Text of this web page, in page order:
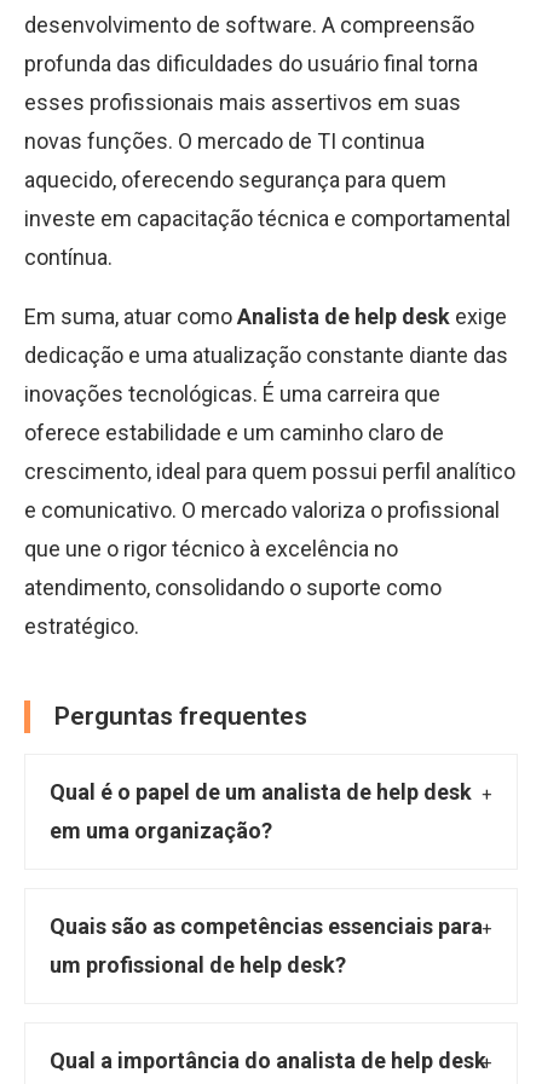
desenvolvimento de software. A compreensão
profunda das dificuldades do usuário final torna
esses profissionais mais assertivos em suas
novas funções. O mercado de TI continua
aquecido, oferecendo segurança para quem
investe em capacitação técnica e comportamental
contínua.
Em suma, atuar comoAnalista de help desk exige
dedicação e uma atualização constante diante das
inovações tecnológicas. É uma carreira que
oferece estabilidade e um caminho claro de
crescimento, ideal para quem possui perfil analítico
e comunicativo. O mercado valoriza o profissional
que une o rigor técnico à excelência no
atendimento, consolidando o suporte como
estratégico.
Perguntas frequentes
Qual é o papel de um analista de help desk
em uma organização?
usuários, atuando como o ponto de contato
inicial para problemas relacionados a
Suas funções incluem atendimento direto,
Quais são as competências essenciais para
um profissional de help desk?
Qual a importância do analista de help desk